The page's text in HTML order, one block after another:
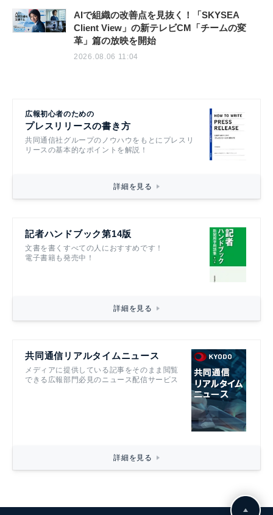
AIで組織の改善点を見抜く！「SKYSEA
Client View」の新テレビCM「チームの変
革」篇の放映を開始
2026.08.06 11:04
広報初心者のための
プレスリリースの書き方
共同通信社グループのノウハウをもとにプレスリ
リースの基本的なポイントを解説！
詳細を見る
記者ハンドブック第14版
文書を書くすべての人におすすめです！
電子書籍も発売中！
詳細を見る
共同通信リアルタイムニュース
メディアに提供している記事をそのまま閲覧
できる広報部門必見のニュース配信サービス
詳細を見る